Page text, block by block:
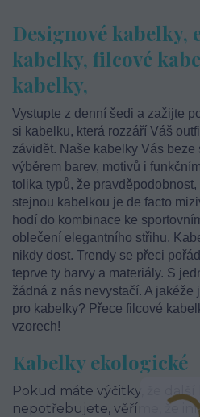
Designové kabelky,
kabelky, filcové
kabelky,
Vystupte z denní šedi a zažijte
si kabelku, která rozzáří Váš
závidět. Naše kabelky Vás
výběrem barev, motivů i
tolika typů, že
stejnou kabelkou je de facto
hodí do kombinace ke
oblečení elegantního střihu.
nikdy dost. Trendy se přeci
teprve ty barvy a materiály. S
žádná z nás nevystačí. A
pro kabelky? Přece filcové
vzorech!
Kabelky ekologické
Pokud máte výčitky, že
nepotřebujete, věříme, že